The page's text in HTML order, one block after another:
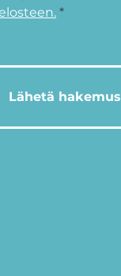
*
Lähetä hakemus